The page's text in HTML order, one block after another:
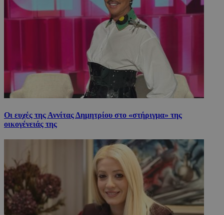
Οι ευχές της Αννίτας Δημητρίου στο «στήριγμα» της
οικογένειάς της